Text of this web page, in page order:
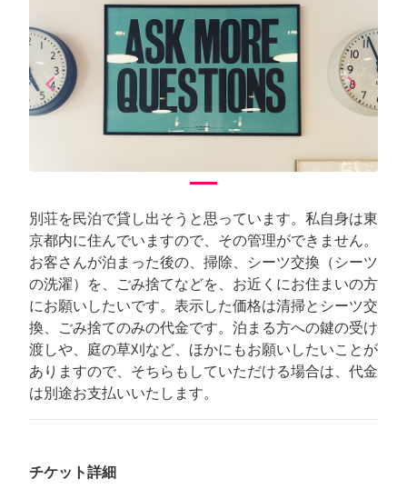
arrow_back_iosPrevious arrow_forward_iosNext
別荘を民泊で貸し出そうと思っています。私自身は東
京都内に住んでいますので、その管理ができません。
お客さんが泊まった後の、掃除、シーツ交換（シーツ
の洗濯）を、ごみ捨てなどを、お近くにお住まいの方
にお願いしたいです。表示した価格は清掃とシーツ交
換、ごみ捨てのみの代金です。泊まる方への鍵の受け
渡しや、庭の草刈など、ほかにもお願いしたいことが
ありますので、そちらもしていただける場合は、代金
は別途お支払いいたします。
チケット詳細